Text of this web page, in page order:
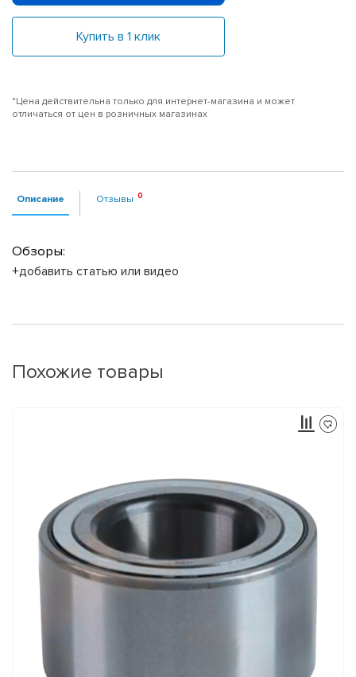
Купить в 1 клик
*Цена действительна только для интернет-магазина и может
отличаться от цен в розничных магазинах
Описание Отзывы
Обзоры:
+добавить статью или видео
Похожие товары